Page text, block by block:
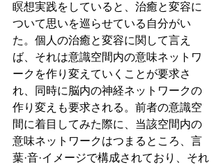
瞑想実践をしていると、治癒と変容に
ついて思いを巡らせている自分がい
た。個人の治癒と変容に関して言え
ば、それは意識空間内の意味ネットワ
ークを作り変えていくことが要求さ
れ、同時に脳内の神経ネットワークの
作り変えも要求される。前者の意識空
間に着目してみた際に、当該空間内の
意味ネットワークはつまるところ、言
葉·音·イメージで構成されており、それ